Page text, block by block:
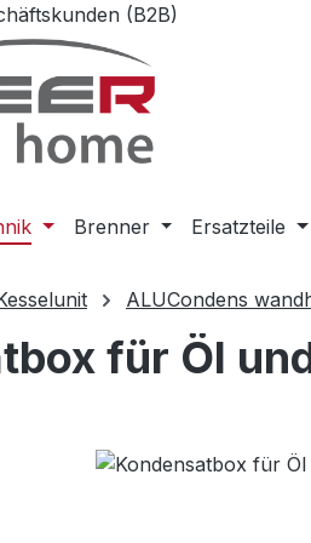
(B2B)
Brenner Ersatzteile
ALUCondens
für Öl